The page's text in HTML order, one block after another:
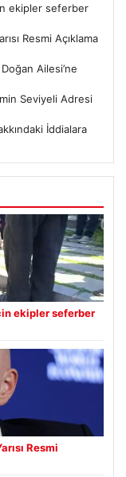
ekipler seferber
Resmi Açıklama
Ailesi’ne
Seviyeli Adresi
İddialara
ekipler seferber
Resmi